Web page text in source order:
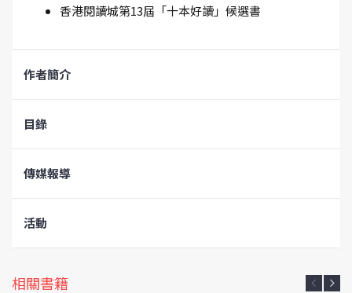
香港閱讀城第13屆「十本好讀」候選書
作者簡介
目錄
傳媒報導
活動
相關書籍